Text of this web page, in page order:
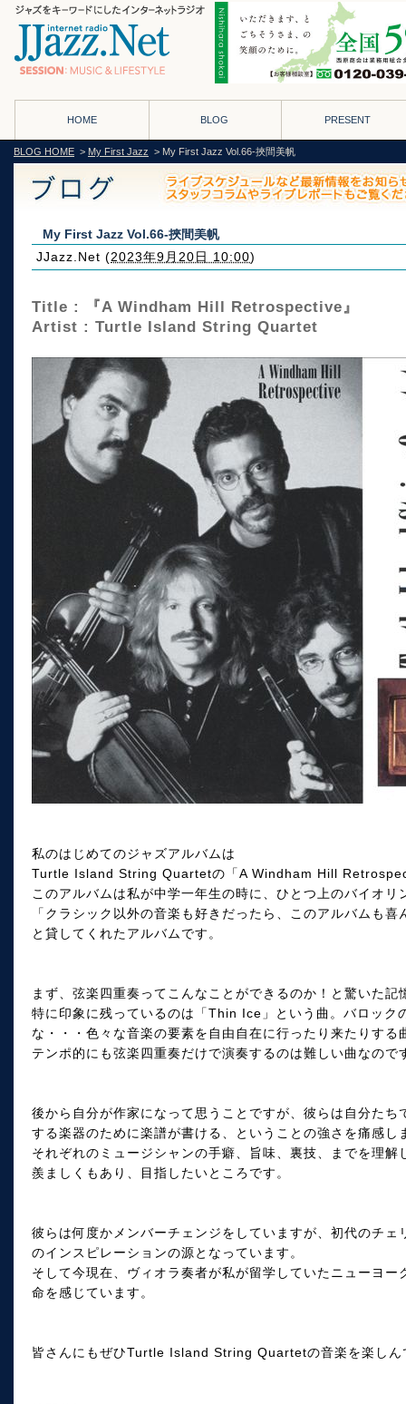
HOME BLOG PRESENT
BLOG HOME > My First Jazz > My First Jazz Vol.66-挾間美帆
My First Jazz Vol.66-挾間美帆
JJazz.Net (2023年9月20日 10:00)
Title : 『A Windham Hill Retrospective』
Artist : Turtle Island String Quartet
私のはじめてのジャズアルバムは
Turtle Island String Quartetの「A Windham Hill
このアルバムは私が中学一年生の時に、ひとつ上のバイオリ
「クラシック以外の音楽も好きだったら、このアルバムも
と貸してくれたアルバムです。
まず、弦楽四重奏ってこんなことができるのか！と驚いた記
特に印象に残っているのは「Thin Ice」という曲。バロック
な・・・色々な音楽の要素を自由自在に行ったり来たりする
テンポ的にも弦楽四重奏だけで演奏するのは難しい曲なの
後から自分が作家になって思うことですが、彼らは自分た
する楽器のために楽譜が書ける、ということの強さを痛感し
それぞれのミュージシャンの手癖、旨味、裏技、までを理
羨ましくもあり、目指したいところです。
彼らは何度かメンバーチェンジをしていますが、初代のチ
のインスピレーションの源となっています。
そして今現在、ヴィオラ奏者が私が留学していたニューヨ
命を感じています。
皆さんにもぜひTurtle Island String Quartetの音楽を楽しん